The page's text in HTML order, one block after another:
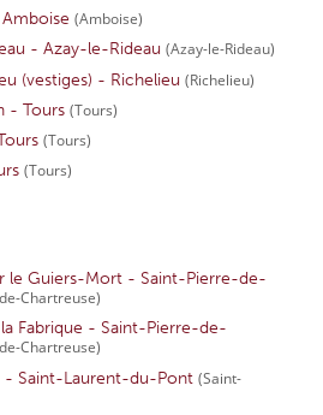
(Amboise)
- Azay-le-Rideau (Azay-le-Rideau)
(vestiges) - Richelieu (Richelieu)
- Tours (Tours)
(Tours)
(Tours)
le Guiers-Mort - Saint-Pierre-de-
Chartreuse)
Fabrique - Saint-Pierre-de-
Chartreuse)
- Saint-Laurent-du-Pont (Saint-